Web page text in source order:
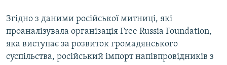
Згідно з даними російської митниці, які
проаналізувала організація Free Russia Foundation,
яка виступає за розвиток громадянського
суспільства, російський імпорт напівпровідників з